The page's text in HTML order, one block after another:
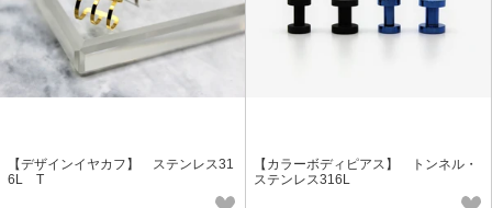
【デザインイヤカフ】 ステンレス31
6L T
【カラーボディピアス】 トンネル・
ステンレス316L